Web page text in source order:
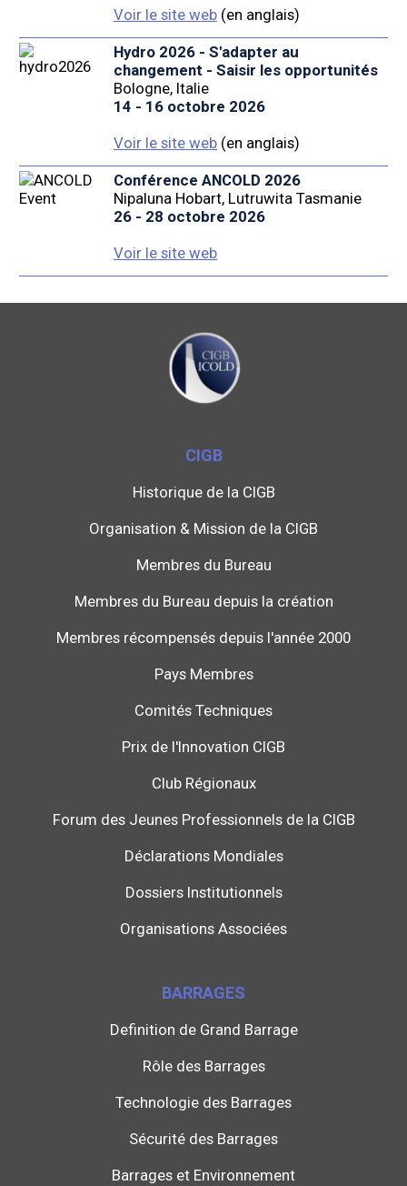
Voir le site web(en anglais)
Hydro 2026 - S'adapter au
changement - Saisir les opportunités
Bologne, Italie
14 - 16 octobre 2026
Voir le site web(en anglais)
Conférence ANCOLD 2026
Nipaluna Hobart, Lutruwita Tasmanie
26 - 28 octobre 2026
Voir le site web
CIGB
Historique de la CIGB
Organisation & Mission de la CIGB
Membres du Bureau
Membres du Bureau depuis la création
Membres récompensés depuis l'année 2000
Pays Membres
Comités Techniques
Prix de l'Innovation CIGB
Club Régionaux
Forum des Jeunes Professionnels de la CIGB
Déclarations Mondiales
Dossiers Institutionnels
Organisations Associées
BARRAGES
Definition de Grand Barrage
Rôle des Barrages
Technologie des Barrages
Sécurité des Barrages
Barrages et Environnement